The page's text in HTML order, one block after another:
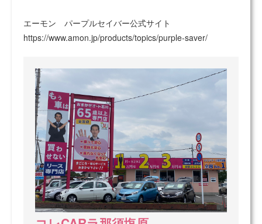
エーモン パープルセイバー公式サイト
https://www.amon.jp/products/topics/purple-saver/